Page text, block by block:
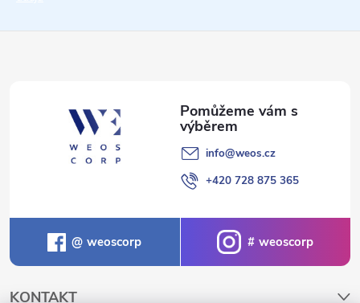
í
info@weos.cz
+420 728 875 365
weoscorp weoscorp
KONTAKT